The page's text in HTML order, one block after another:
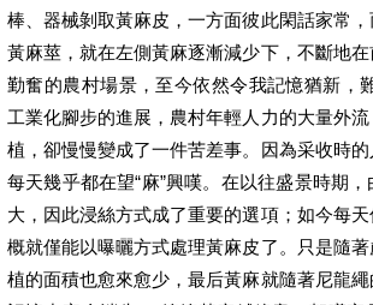
棒、器械剝取黃麻皮，一方面彼此閑話家常
黃麻莖，就在左側黃麻逐漸減少下，不斷地
勤奮的農村場景，至今依然令我記憶猶新，
工業化腳步的進展，農村年輕人力的大量外
植，卻慢慢變成了一件苦差事。因為采收時
每天幾乎都在望“麻”興嘆。在以往盛景時期
大，因此浸絲方式成了重要的選項；如今每
概就僅能以曝曬方式處理黃麻皮了。只是隨
植的面積也愈來愈少，最后黃麻就隨著尼龍